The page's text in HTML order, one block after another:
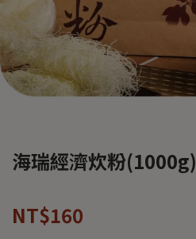
海瑞經濟炊粉(1000g)
NT$160